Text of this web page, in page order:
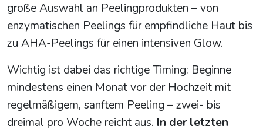
große Auswahl an Peelingprodukten – von
enzymatischen Peelings für empfindliche Haut bis
zu AHA-Peelings für einen intensiven Glow.
Wichtig ist dabei das richtige Timing: Beginne
mindestens einen Monat vor der Hochzeit mit
regelmäßigem, sanftem Peeling – zwei- bis
dreimal pro Woche reicht aus. In der letzten